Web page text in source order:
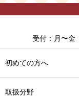
受付：月〜金
初めての方へ
取扱分野